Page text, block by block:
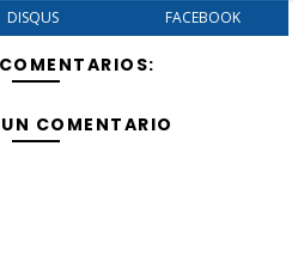
DISQUS FACEBOOK
COMENTARIO